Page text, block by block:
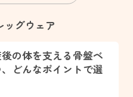
グウェア
の体を支える骨盤ベ
どんなポイントで選